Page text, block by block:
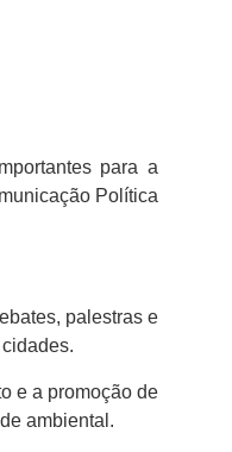
para a
Política
palestras e
e a promoção de
ambiental.